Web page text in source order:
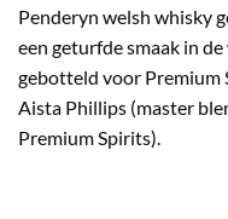
Penderyn welsh whisky
een geturfde smaak in
gebotteld voor Premium
Aista Phillips (master
Premium Spirits).